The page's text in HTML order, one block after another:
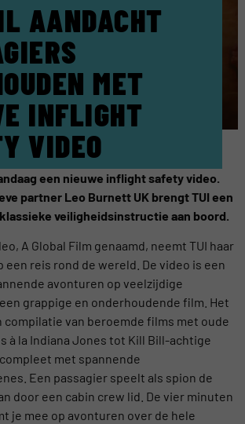
AANDACHT
MET
INFLIGHT
VIDEO
een nieuwe inflight safety video.
partner Leo Burnett UK brengt TUI een
veiligheidsinstructie aan boord.
A Global Film genaamd, neemt TUI haar
een reis rond de wereld. De video is een
avonturen op veelzijdige
grappige en onderhoudende film. Het
compilatie van beroemde films met oude
à la Indiana Jones tot Kill Bill-achtige
met spannende
Een passagier speelt als spion de
door een cabin crew lid. De vier minuten
je mee op avonturen over de hele